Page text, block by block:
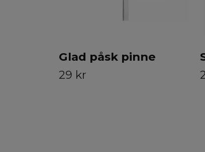
Glad påsk pinne
29 kr